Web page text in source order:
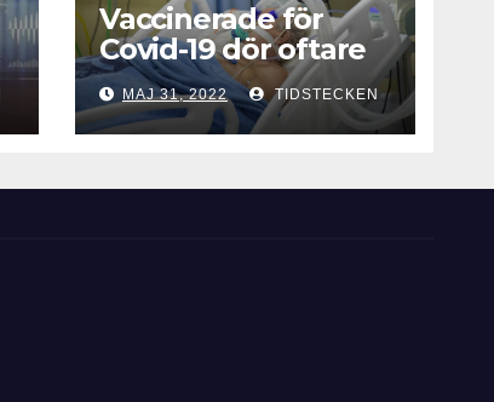
Vaccinerade för
Covid-19 dör oftare
vid intensivvård
MAJ 31, 2022 TIDSTECKEN